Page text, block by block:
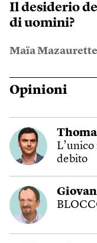
Il desiderio
di uomini?
Maïa Mazaurette
Opinioni
debito